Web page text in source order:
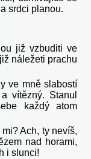
srdci planou.
již vzbuditi ve
náležeti prachu
ve mně slabostí
vítězný. Stanul
každý atom
Ach, ty nevíš,
nad horami,
i slunci!